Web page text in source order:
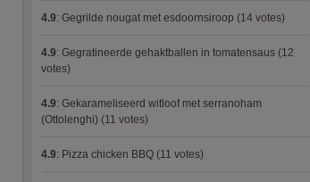
4.9: Gegrilde nougat met esdoornsiroop (14 votes)
4.9: Gegratineerde gehaktballen in tomatensaus (12
votes)
4.9: Gekarameliseerd witloof met serranoham
(Ottolenghi) (11 votes)
4.9: Pizza chicken BBQ (11 votes)